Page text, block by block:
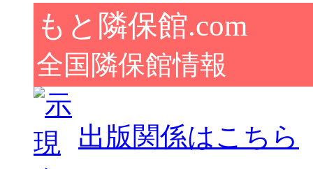
もと隣保館.com
全国隣保館情報
出版関係はこちら